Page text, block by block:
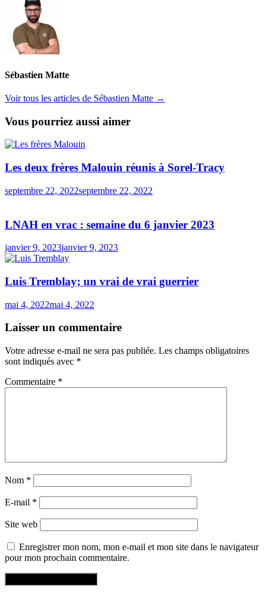
Sébastien Matte
Voir tous les articles de Sébastien Matte →
Vous pourriez aussi aimer
Les deux frères Malouin réunis à Sorel-Tracy
septembre 22, 2022septembre 22, 2022
LNAH en vrac : semaine du 6 janvier 2023
janvier 9, 2023janvier 9, 2023
Luis Tremblay; un vrai de vrai guerrier
mai 4, 2022mai 4, 2022
Laisser un commentaire
Votre adresse e-mail ne sera pas publiée. Les champs obligatoires
sont indiqués avec *
Commentaire *
Nom *
E-mail *
Site web
Enregistrer mon nom, mon e-mail et mon site dans le navigateur
pour mon prochain commentaire.